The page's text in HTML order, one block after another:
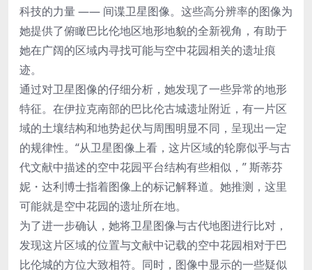
科技的力量 —— 间谍卫星图像。这些高分辨率的图像为
她提供了俯瞰巴比伦地区地形地貌的全新视角，有助于
她在广阔的区域内寻找可能与空中花园相关的遗址痕
迹。
通过对卫星图像的仔细分析，她发现了一些异常的地形
特征。在伊拉克南部的巴比伦古城遗址附近，有一片区
域的土壤结构和地势起伏与周围明显不同，呈现出一定
的规律性。“从卫星图像上看，这片区域的轮廓似乎与古
代文献中描述的空中花园平台结构有些相似，” 斯蒂芬
妮・达利博士指着图像上的标记解释道。她推测，这里
可能就是空中花园的遗址所在地。
为了进一步确认，她将卫星图像与古代地图进行比对，
发现这片区域的位置与文献中记载的空中花园相对于巴
比伦城的方位大致相符。同时，图像中显示的一些疑似